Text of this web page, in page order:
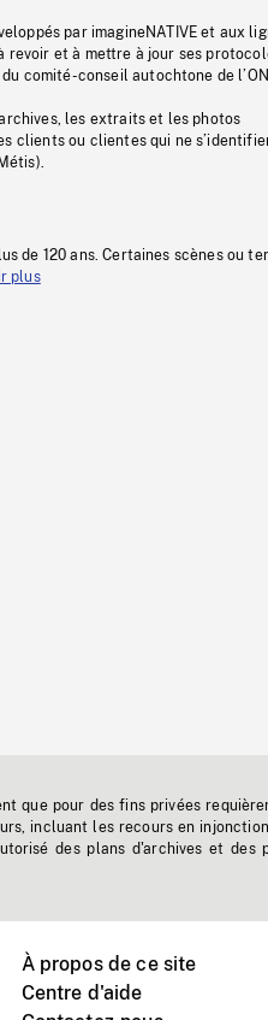
par imagineNATIVE et aux
revoir et à mettre à jour ses
comité-conseil autochtone de
les extraits et les photos
clients ou clientes qui ne
de 120 ans. Certaines scènes ou
plus
que pour des fins privées
incluant les recours en
des plans d'archives et des
À propos de ce site
Centre d'aide